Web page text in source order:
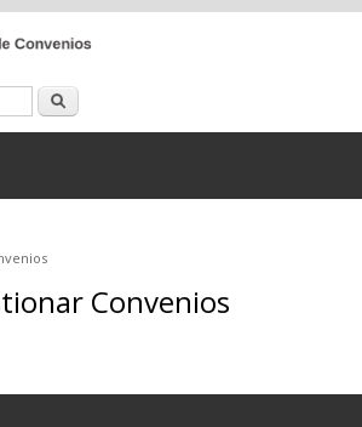
aquí
Convenios